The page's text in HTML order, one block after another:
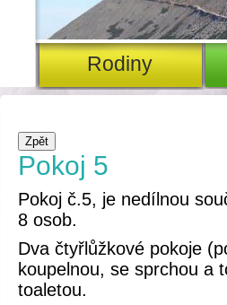
rodiny
Zpět
Pokoj 5
Pokoj č.5, je nedílnou
8 osob.
Dva čtyřlůžkové pokoje
koupelnou, se sprchou a
toaletou.